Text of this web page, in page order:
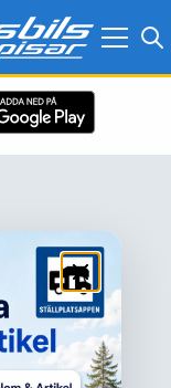
funktioner!